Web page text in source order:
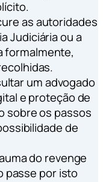
as autoridades
Judiciária ou a
formalmente,
um advogado
e proteção de
sobre os passos
de
do revenge
passe por isto